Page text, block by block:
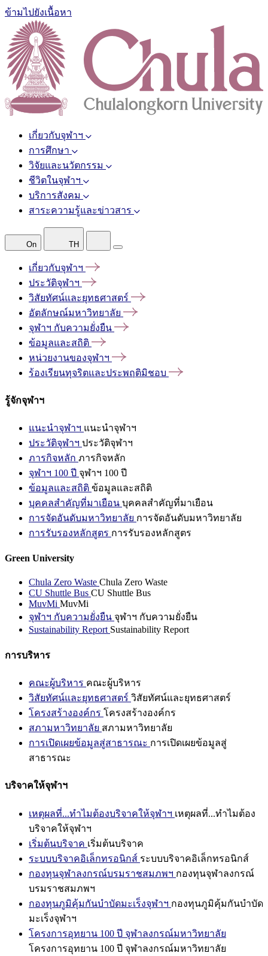
ข้ามไปยังเนื้อหา
เกี่ยวกับจุฬาฯ
การศึกษา
วิจัยและนวัตกรรม
ชีวิตในจุฬาฯ
บริการสังคม
สาระความรู้และข่าวสาร
On TH
เกี่ยวกับจุฬาฯ
ประวัติจุฬาฯ
วิสัยทัศน์และยุทธศาสตร์
อัตลักษณ์มหาวิทยาลัย
จุฬาฯ กับความยั่งยืน
ข้อมูลและสถิติ
หน่วยงานของจุฬาฯ
ร้องเรียนทุจริตและประพฤติมิชอบ
รู้จักจุฬาฯ
แนะนำจุฬาฯ แนะนำจุฬาฯ
ประวัติจุฬาฯ ประวัติจุฬาฯ
ภารกิจหลัก ภารกิจหลัก
จุฬาฯ 100 ปี จุฬาฯ 100 ปี
ข้อมูลและสถิติ ข้อมูลและสถิติ
บุคคลสำคัญที่มาเยือน บุคคลสำคัญที่มาเยือน
การจัดอันดับมหาวิทยาลัย การจัดอันดับมหาวิทยาลัย
การรับรองหลักสูตร การรับรองหลักสูตร
Green University
Chula Zero Waste Chula Zero Waste
CU Shuttle Bus CU Shuttle Bus
MuvMi MuvMi
จุฬาฯ กับความยั่งยืน จุฬาฯ กับความยั่งยืน
Sustainability Report Sustainability Report
การบริหาร
คณะผู้บริหาร คณะผู้บริหาร
วิสัยทัศน์และยุทธศาสตร์ วิสัยทัศน์และยุทธศาสตร์
โครงสร้างองค์กร โครงสร้างองค์กร
สภามหาวิทยาลัย สภามหาวิทยาลัย
การเปิดเผยข้อมูลสู่สาธารณะ การเปิดเผยข้อมูลสู่
สาธารณะ
บริจาคให้จุฬาฯ
เหตุผลที่...ทำไมต้องบริจาคให้จุฬาฯ เหตุผลที่...ทำไมต้อง
บริจาคให้จุฬาฯ
เริ่มต้นบริจาค เริ่มต้นบริจาค
ระบบบริจาคอิเล็กทรอนิกส์ ระบบบริจาคอิเล็กทรอนิกส์
กองทุนจุฬาลงกรณ์บรมราชสมภพฯ กองทุนจุฬาลงกรณ์
บรมราชสมภพฯ
กองทุนภูมิคุ้มกันบำบัดมะเร็งจุฬาฯ กองทุนภูมิคุ้มกันบำบัด
มะเร็งจุฬาฯ
โครงการอุทยาน 100 ปี จุฬาลงกรณ์มหาวิทยาลัย
โครงการอุทยาน 100 ปี จุฬาลงกรณ์มหาวิทยาลัย